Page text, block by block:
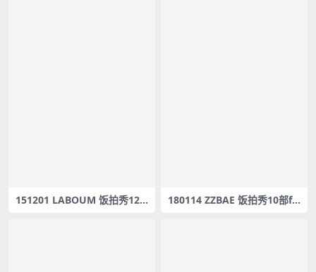
151201 LABOUM 饭拍秀12
180114 ZZBAE 饭拍秀10部fa